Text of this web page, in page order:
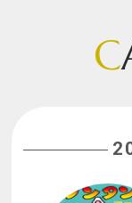
C